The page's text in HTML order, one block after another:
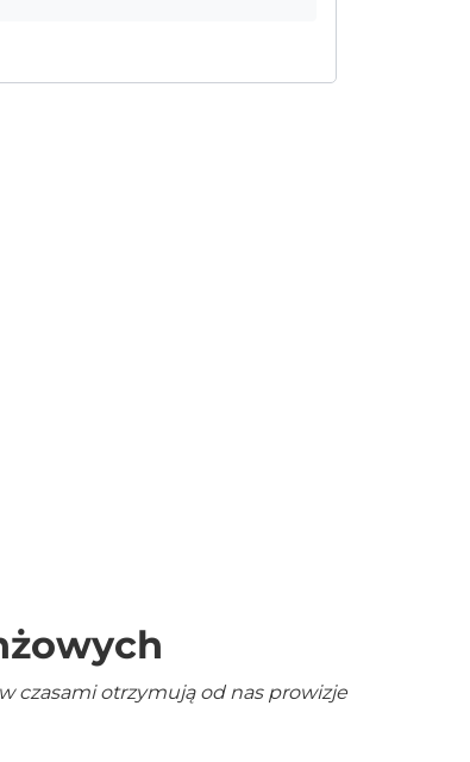
czasami otrzymują od nas prowizje